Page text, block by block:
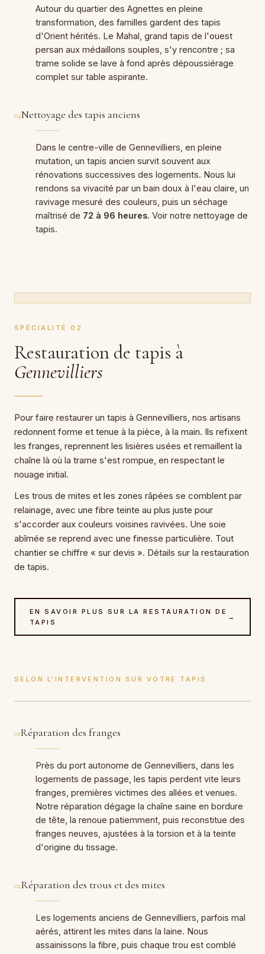
Autour du quartier des Agnettes en pleine
transformation, des familles gardent des tapis
d'Orient hérités. Le Mahal, grand tapis de l'ouest
persan aux médaillons souples, s'y rencontre ; sa
trame solide se lave à fond après dépoussiérage
complet sur table aspirante.
04Nettoyage des tapis anciens
Dans le centre-ville de Gennevilliers, en pleine
mutation, un tapis ancien survit souvent aux
rénovations successives des logements. Nous lui
rendons sa vivacité par un bain doux à l'eau claire, un
ravivage mesuré des couleurs, puis un séchage
maîtrisé de 72 à 96 heures. Voir notre nettoyage de
tapis.
SPÉCIALITÉ 02
Restauration de tapis à
Gennevilliers
Pour faire restaurer un tapis à Gennevilliers, nos artisans
redonnent forme et tenue à la pièce, à la main. Ils refixent
les franges, reprennent les lisières usées et remaillent la
chaîne là où la trame s'est rompue, en respectant le
nouage initial.
Les trous de mites et les zones râpées se comblent par
relainage, avec une fibre teinte au plus juste pour
s'accorder aux couleurs voisines ravivées. Une soie
abîmée se reprend avec une finesse particulière. Tout
chantier se chiffre « sur devis ». Détails sur la restauration
de tapis.
EN SAVOIR PLUS SUR LA RESTAURATION DE
TAPIS
→
SELON L'INTERVENTION SUR VOTRE TAPIS
01Réparation des franges
Près du port autonome de Gennevilliers, dans les
logements de passage, les tapis perdent vite leurs
franges, premières victimes des allées et venues.
Notre réparation dégage la chaîne saine en bordure
de tête, la renoue patiemment, puis reconstitue des
franges neuves, ajustées à la torsion et à la teinte
d'origine du tissage.
02Réparation des trous et des mites
Les logements anciens de Gennevilliers, parfois mal
aérés, attirent les mites dans la laine. Nous
assainissons la fibre, puis chaque trou est comblé